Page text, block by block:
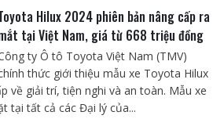
Hilux 2024 phiên bản nâng cấp ra
tại Việt Nam, giá từ 668 triệu đồng
ty Ô tô Toyota Việt Nam (TMV)
thức giới thiệu mẫu xe Toyota Hilux
về giải trí, tiện nghi và an toàn. Mẫu xe
tại tất cả các Đại lý của...